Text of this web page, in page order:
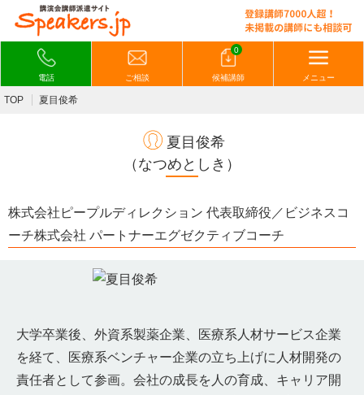
電話 ご相談
0
候補講師 メニュー
TOP 夏目俊希
夏目俊希
（なつめとしき）
株式会社ピープルディレクション 代表取締役／ビジネスコ
ーチ株式会社 パートナーエグゼクティブコーチ
大学卒業後、外資系製薬企業、医療系人材サービス企業
を経て、医療系ベンチャー企業の立ち上げに人材開発の
責任者として参画。会社の成長を人の育成、キャリア開